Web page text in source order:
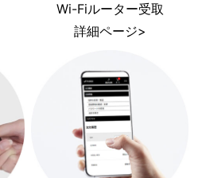
Wi-Fiルーター受取
詳細ページ>